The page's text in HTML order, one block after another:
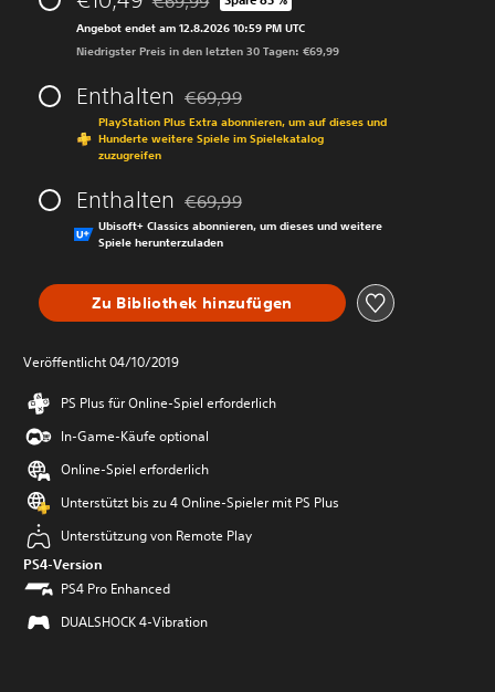
Preisnachlass gegenüber dem Originalpreis
Angebot endet am 12.8.2026 10:59 PM UTC
Niedrigster Preis in den letzten 30 Tagen: €69,99
Enthalten Preisnachlass gegenüber dem
€69,99
PlayStation Plus Extra abonnieren, um auf dieses und
Hunderte weitere Spiele im Spielekatalog
zuzugreifen
Enthalten Preisnachlass gegenüber dem
€69,99
Ubisoft+ Classics abonnieren, um dieses und weitere
Spiele herunterzuladen
Zu Bibliothek hinzufügen
Veröffentlicht 04/10/2019
PS Plus für Online-Spiel erforderlich
In-Game-Käufe optional
Online-Spiel erforderlich
Unterstützt bis zu 4 Online-Spieler mit PS Plus
Unterstützung von Remote Play
PS4-Version
PS4 Pro Enhanced
DUALSHOCK 4-Vibration